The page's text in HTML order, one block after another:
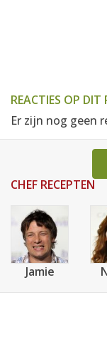
REACTIES OP DIT
Er zijn nog geen
CHEF RECEPTEN
Jamie